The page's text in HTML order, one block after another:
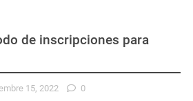
de inscripciones para
15, 2022 0